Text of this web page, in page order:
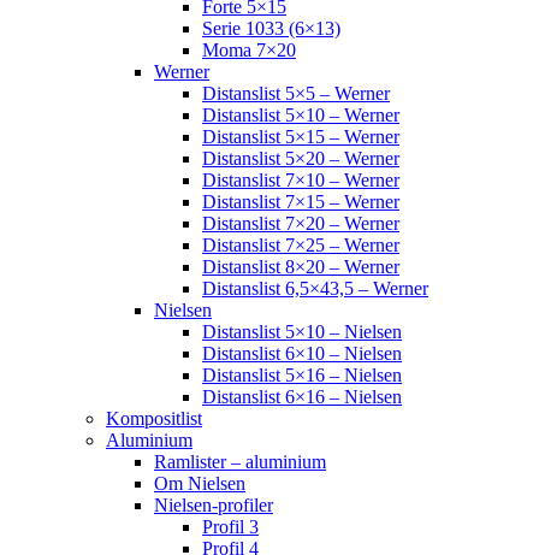
Forte 5×15
Serie 1033 (6×13)
Moma 7×20
Werner
Distanslist 5×5 – Werner
Distanslist 5×10 – Werner
Distanslist 5×15 – Werner
Distanslist 5×20 – Werner
Distanslist 7×10 – Werner
Distanslist 7×15 – Werner
Distanslist 7×20 – Werner
Distanslist 7×25 – Werner
Distanslist 8×20 – Werner
Distanslist 6,5×43,5 – Werner
Nielsen
Distanslist 5×10 – Nielsen
Distanslist 6×10 – Nielsen
Distanslist 5×16 – Nielsen
Distanslist 6×16 – Nielsen
Kompositlist
Aluminium
Ramlister – aluminium
Om Nielsen
Nielsen-profiler
Profil 3
Profil 4